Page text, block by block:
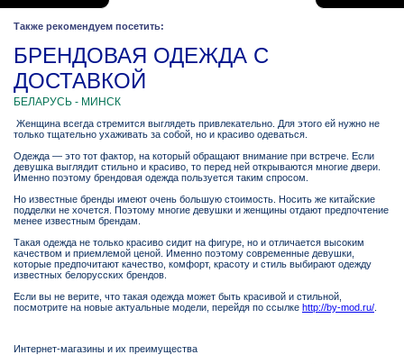
Также рекомендуем посетить:
БРЕНДОВАЯ ОДЕЖДА С
ДОСТАВКОЙ
БЕЛАРУСЬ - МИНСК
Женщина всегда стремится выглядеть привлекательно. Для этого ей нужно не
только тщательно ухаживать за собой, но и красиво одеваться.
Одежда — это тот фактор, на который обращают внимание при встрече. Если
девушка выглядит стильно и красиво, то перед ней открываются многие двери.
Именно поэтому брендовая одежда пользуется таким спросом.
Но известные бренды имеют очень большую стоимость. Носить же китайские
подделки не хочется. Поэтому многие девушки и женщины отдают предпочтение
менее известным брендам.
Такая одежда не только красиво сидит на фигуре, но и отличается высоким
качеством и приемлемой ценой. Именно поэтому современные девушки,
которые предпочитают качество, комфорт, красоту и стиль выбирают одежду
известных белорусских брендов.
Если вы не верите, что такая одежда может быть красивой и стильной,
посмотрите на новые актуальные модели, перейдя по ссылке http://by-mod.ru/
Интернет-магазины и их преимущества